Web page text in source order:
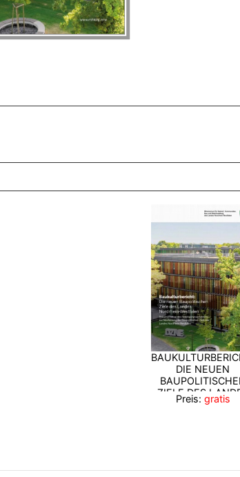
ANGESEHENE BROSCHÜREN
DIE NEUEN
ZIELE DES
NORDRHEIN-
Preis: gratis